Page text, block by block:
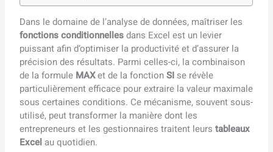
Dans le domaine de l’analyse de données, maîtriser les
fonctions conditionnellesdans Excel est un levier
puissant afin d’optimiser la productivité et d’assurer la
précision des résultats. Parmi celles-ci, la combinaison
de la formule MAXet de la fonctionSI se révèle
particulièrement efficace pour extraire la valeur maximale
sous certaines conditions. Ce mécanisme, souvent sous-
utilisé, peut transformer la manière dont les
entrepreneurs et les gestionnaires traitent leurstableaux
Excel au quotidien.